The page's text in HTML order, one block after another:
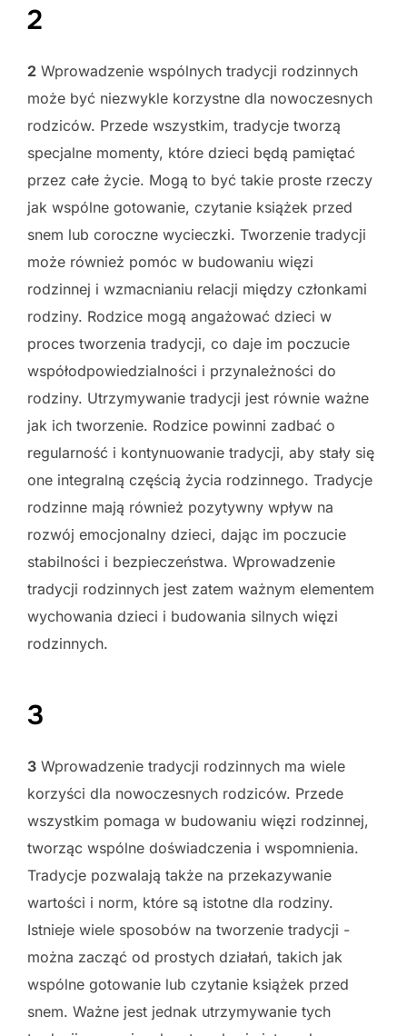
2
2 Wprowadzenie wspólnych tradycji rodzinnych
może być niezwykle korzystne dla nowoczesnych
rodziców. Przede wszystkim, tradycje tworzą
specjalne momenty, które dzieci będą pamiętać
przez całe życie. Mogą to być takie proste rzeczy
jak wspólne gotowanie, czytanie książek przed
snem lub coroczne wycieczki. Tworzenie tradycji
może również pomóc w budowaniu więzi
rodzinnej i wzmacnianiu relacji między członkami
rodziny. Rodzice mogą angażować dzieci w
proces tworzenia tradycji, co daje im poczucie
współodpowiedzialności i przynależności do
rodziny. Utrzymywanie tradycji jest równie ważne
jak ich tworzenie. Rodzice powinni zadbać o
regularność i kontynuowanie tradycji, aby stały się
one integralną częścią życia rodzinnego. Tradycje
rodzinne mają również pozytywny wpływ na
rozwój emocjonalny dzieci, dając im poczucie
stabilności i bezpieczeństwa. Wprowadzenie
tradycji rodzinnych jest zatem ważnym elementem
wychowania dzieci i budowania silnych więzi
rodzinnych.
3
3 Wprowadzenie tradycji rodzinnych ma wiele
korzyści dla nowoczesnych rodziców. Przede
wszystkim pomaga w budowaniu więzi rodzinnej,
tworząc wspólne doświadczenia i wspomnienia.
Tradycje pozwalają także na przekazywanie
wartości i norm, które są istotne dla rodziny.
Istnieje wiele sposobów na tworzenie tradycji -
można zacząć od prostych działań, takich jak
wspólne gotowanie lub czytanie książek przed
snem. Ważne jest jednak utrzymywanie tych